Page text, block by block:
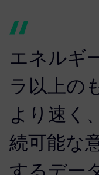
エネルギ
ラ以上の
より速く
続可能な